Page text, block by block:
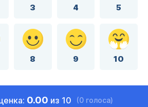
3 4 5
8 9 10
0.00 из 10 (0 голоса)